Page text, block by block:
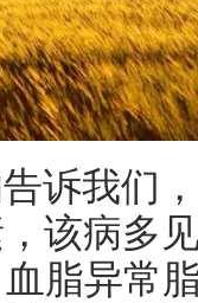
诉我们
该病多
脂异常